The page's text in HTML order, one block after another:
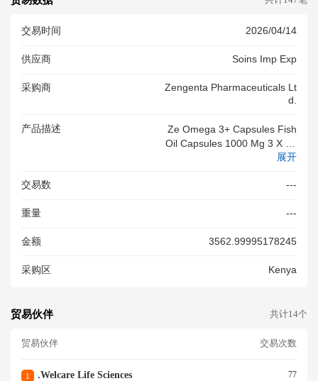
交易时间 2026/04/14
供应商 Soins Imp Exp
采购商
Zengenta Pharmaceuticals Lt
D.
产品描述
Ze Omega 3+ Capsules Fish
Oil Capsules 1000 Mg 3 X 10
Tablets; Ze Omega 3+ Capsul
3 X 10 Tablets; PK; 1; 2545; 1;
展开
交易数 ---
重量 ---
金额 3562.99995178245
采购区 Kenya
贸易伙伴 共计14个
贸易伙伴 交易次数
1 .welcare Life Sciences 77